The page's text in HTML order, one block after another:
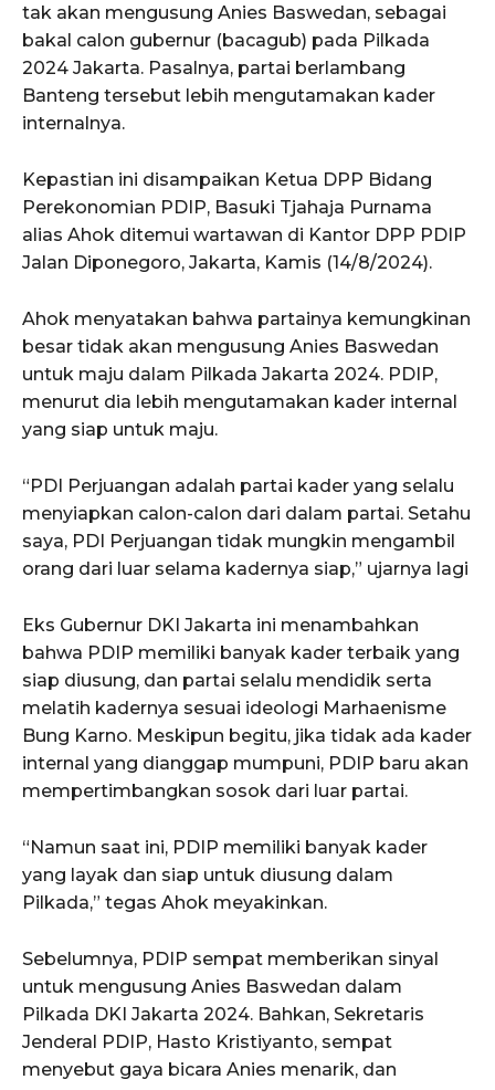
tak akan mengusung Anies Baswedan, sebagai
bakal calon gubernur (bacagub) pada Pilkada
2024 Jakarta. Pasalnya, partai berlambang
Banteng tersebut lebih mengutamakan kader
internalnya.
Kepastian ini disampaikan Ketua DPP Bidang
Perekonomian PDIP, Basuki Tjahaja Purnama
alias Ahok ditemui wartawan di Kantor DPP PDIP
Jalan Diponegoro, Jakarta, Kamis (14/8/2024).
Ahok menyatakan bahwa partainya kemungkinan
besar tidak akan mengusung Anies Baswedan
untuk maju dalam Pilkada Jakarta 2024. PDIP,
menurut dia lebih mengutamakan kader internal
yang siap untuk maju.
“PDI Perjuangan adalah partai kader yang selalu
menyiapkan calon-calon dari dalam partai. Setahu
saya, PDI Perjuangan tidak mungkin mengambil
orang dari luar selama kadernya siap,” ujarnya lagi
Eks Gubernur DKI Jakarta ini menambahkan
bahwa PDIP memiliki banyak kader terbaik yang
siap diusung, dan partai selalu mendidik serta
melatih kadernya sesuai ideologi Marhaenisme
Bung Karno. Meskipun begitu, jika tidak ada kader
internal yang dianggap mumpuni, PDIP baru akan
mempertimbangkan sosok dari luar partai.
“Namun saat ini, PDIP memiliki banyak kader
yang layak dan siap untuk diusung dalam
Pilkada,” tegas Ahok meyakinkan.
Sebelumnya, PDIP sempat memberikan sinyal
untuk mengusung Anies Baswedan dalam
Pilkada DKI Jakarta 2024. Bahkan, Sekretaris
Jenderal PDIP, Hasto Kristiyanto, sempat
menyebut gaya bicara Anies menarik, dan